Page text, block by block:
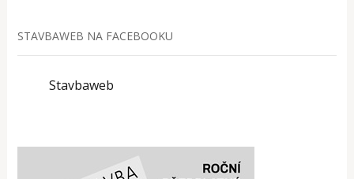
STAVBAWEB NA FACEBOOKU
Stavbaweb